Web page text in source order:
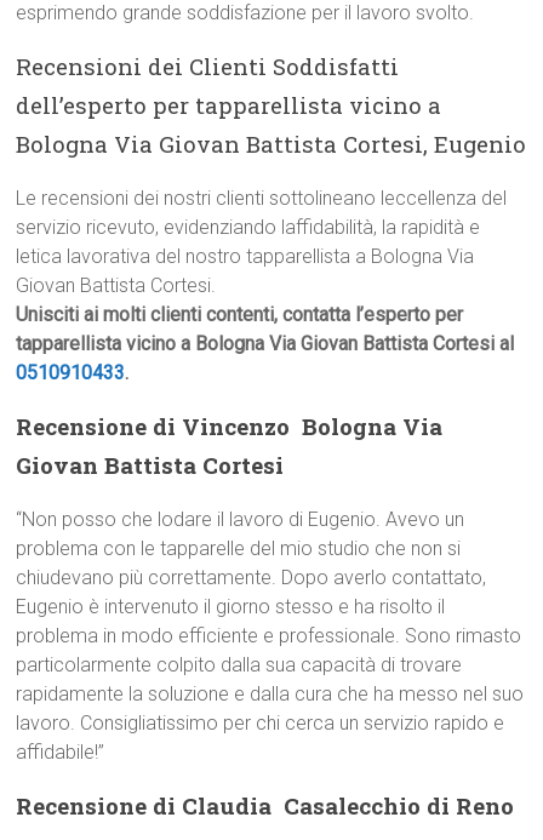
esprimendo grande soddisfazione per il lavoro svolto.
Recensioni dei Clienti Soddisfatti
dell’esperto per tapparellista vicino a
Bologna Via Giovan Battista Cortesi, Eugenio
Le recensioni dei nostri clienti sottolineano leccellenza del
servizio ricevuto, evidenziando laffidabilità, la rapidità e
letica lavorativa del nostro tapparellista a Bologna Via
Giovan Battista Cortesi.
Unisciti ai molti clienti contenti, contatta l’esperto per
tapparellista vicino a Bologna Via Giovan Battista Cortesi al
0510910433.
Recensione di Vincenzo  Bologna Via
Giovan Battista Cortesi
“Non posso che lodare il lavoro di Eugenio. Avevo un
problema con le tapparelle del mio studio che non si
chiudevano più correttamente. Dopo averlo contattato,
Eugenio è intervenuto il giorno stesso e ha risolto il
problema in modo efficiente e professionale. Sono rimasto
particolarmente colpito dalla sua capacità di trovare
rapidamente la soluzione e dalla cura che ha messo nel suo
lavoro. Consigliatissimo per chi cerca un servizio rapido e
affidabile!”
Recensione di Claudia  Casalecchio di Reno